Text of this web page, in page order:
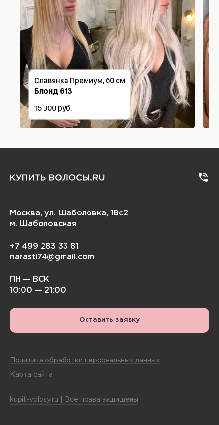
Славянка Премиум, 60 см
Блонд 613
15 000 руб.
Москва, ул. Шаболовка, 18с2
м. Шаболовская
+7 499 283 33 81
narasti74@gmail.com
ПН — ВСК
10:00 — 21:00
Оставить заявку
Политика обработки персональных данных
Карта сайта
kupit-volosy.ru | Все права защищены